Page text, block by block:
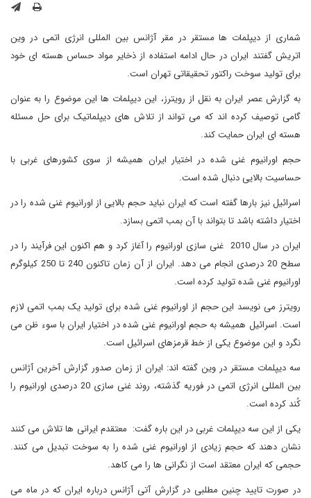
شماری از دیپلمات ها مستقر در مقر آژانس بین المللی انرژی اتمی در وین
اتریش گفتند ایران در حال ادامه استفاده از ذخایر مواد حساس هسته ای خود
برای تولید سوخت راکتور تحقیقاتی تهران است.
به گزارش عصر ایران به نقل از رویترز، این دیپلمات ها این موضوع را به عنوان
گامی توصیف کرده اند که می تواند از تلاش های دیپلماتیک برای حل مسئله
هسته ای ایران حمایت کند.
حجم اورانیوم غنی شده در اختیار ایران همیشه از سوی کشورهای غربی با
حساسیت بالایی دنبال شده است.
اسرائیل نیز بارها گفته است که ایران نباید حجم بالایی از اورانیوم غنی شده را در
اختیار داشته باشد تا بتواند با آن بمب اتمی بسازد.
ایران در سال 2010 غنی سازی اورانیوم را آغاز کرد و هم اکنون این فرآیند را در
سطح 20 درصدی انجام می دهد. ایران از آن زمان تاکنون 240 تا 250 کیلوگرم
اورانیوم غنی شده تولید کرده است.
رویترز می نویسد این حجم از اورانیوم غنی شده برای تولید یک بمب اتمی لازم
است. اسرائیل همیشه به حجم اورانیوم غنی شده در اختیار ایران با سوء ظن می
نگرد و این موضوع یکی از خط قرمزهای اسرائیل است.
سه دیپلمات مستقر در وین گفته اند: ایران از زمان صدور گزارش آخرین آژانس
بین المللی انرژی اتمی در فوریه گذشته، روند غنی سازی 20 درصدی اورانیوم را
کُند کرده است.
یکی از این سه دیپلمات غربی در این باره گفت: معتقدم ایرانی ها تلاش می کنند
نشان دهند که حجم زیادی از اورانیوم غنی شده را به سوخت تبدیل می کنند.
حجمی که ایران معتقد است از نگرانی ها را می کاهد.
در صورت تایید چنین مطلبی در گزارش آتی آژانس درباره ایران که در ماه می